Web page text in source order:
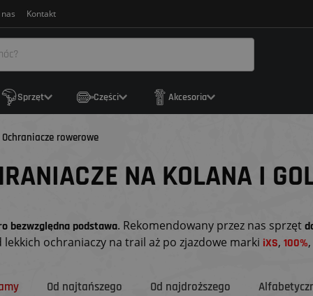
Kontakt
Sprzęt Części Akcesoria
Ochraniacze rowerowe
NA KOLANA I
bezwzględna podstawa. Rekomendowany przez nas sprzęt
ochraniaczy na trail aż po zjazdowe marki iXS, 100%,
Od najtańszego Od najdroższego